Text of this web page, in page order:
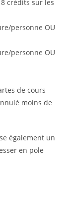
crédits sur les
personne OU
personne OU
de cours
moins de
également un
en pole